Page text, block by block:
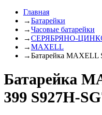
Главная
→Батарейки
→Часовые батарейки
→СЕРЯБРЯНО-
→MAXELL
→Батарейка MAXELL
Батарейка
399 S927H-